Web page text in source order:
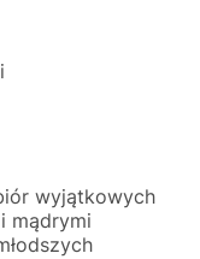
wyjątkowych
mądrymi